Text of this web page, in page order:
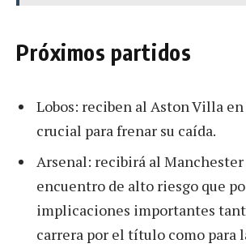
Próximos partidos
Lobos: reciben al Aston Villa
crucial para frenar su caída.
Arsenal: recibirá al
encuentro de alto riesgo que
implicaciones importantes
carrera por el título como para